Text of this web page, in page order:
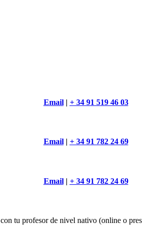
Email| + 34 91 519 46 03
Email| + 34 91 782 24 69
Email| + 34 91 782 24 69
con tu profesor de nivel nativo (online o